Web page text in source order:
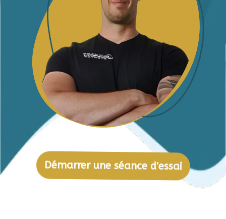
Démarrer une séance d'essai